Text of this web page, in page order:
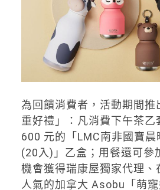
為回饋消費者，活動期間推
重好禮」：凡消費下午茶乙
600 元的「LMC南非國寶晨
(20入)」乙盒；用餐還可參
機會獲得瑞康屋獨家代理、
人氣的加拿大 Asobu「萌寵